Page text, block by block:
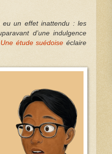
eu un effet inattendu : les
d’une indulgence
Une étude suédoise éclaire